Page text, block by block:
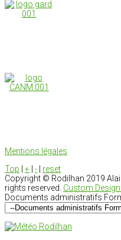
Mentions légales
Top
+ -
reset
Copyright © Rodilhan 2019
rights reserved. Custom
Documents administratifs